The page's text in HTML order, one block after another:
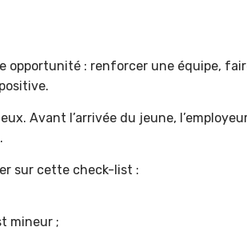
opportunité : renforcer une équipe,
Avant l’arrivée du jeune,
sur cette check-list :
mineur ;